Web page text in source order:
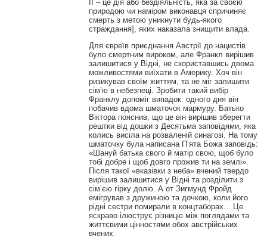
ІІ – це дія або бездіяльність, яка за своєю
природою чи наміром виконавця спричиняє
смерть з метою уникнути будь-якого
страждання], яких наказала знищити влада.
Для євреїв приєднання Австрії до нацистів
було смертним вироком, але Франкл вирішив
залишитися у Відні, не скориставшись двома
можливостями виїхати в Америку. Хоч він
ризикував своїм життям, та не міг залишити
сім’ю в небезпеці. Зробити такий вибір
Франклу допоміг випадок: одного дня він
побачив вдома шматочок мармуру. Батько
Віктора пояснив, що це він вирішив зберегти
рештки від дошки з Десятьма заповідями, яка
колись висіла на розваленій синагозі. На тому
шматочку була написана П’ята Божа заповідь:
«Шануй батька свого й матір свою, щоб було
тобі добре і щоб довго прожив ти на землі».
Після такої «вказівки з неба» вчений твердо
вирішив залишитися у Відні та розділити з
сім’єю гірку долю. А от Зигмунд Фройд
емігрував з дружиною та дочкою, коли його
рідні сестри помирали в концтаборах... Це
яскраво ілюструє різницю між поглядами та
життєвими цінностями обох австрійських
вчених.